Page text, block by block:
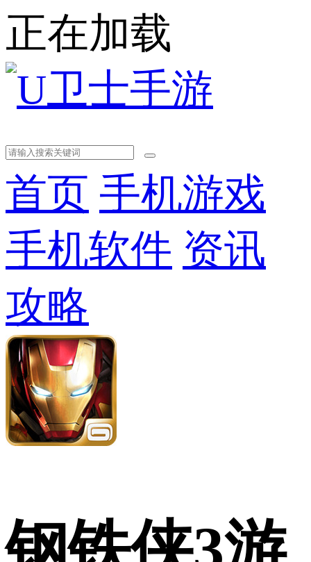
正在加载
首页 手机游戏
手机软件 资讯
攻略